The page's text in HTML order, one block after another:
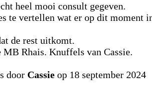
heel mooi consult gegeven.
te vertellen wat er op dit moment
de rest uitkomt.
MB Rhais. Knuffels van Cassie.
door Cassie op 18 september 2024